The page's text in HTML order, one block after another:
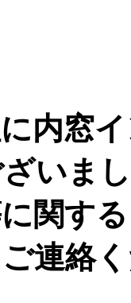
内窓
いま
関す
連絡